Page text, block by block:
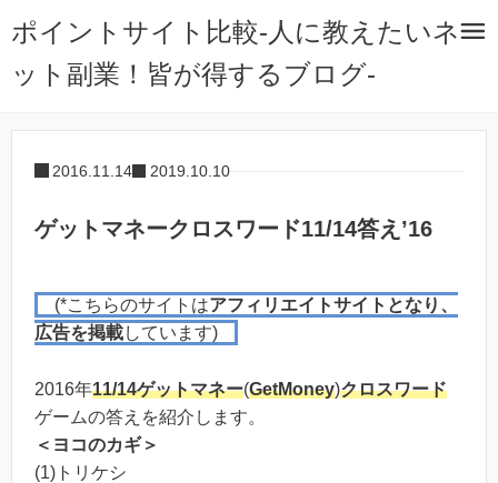
ポイントサイト比較-人に教えたいネ
ット副業！皆が得するブログ-
2016.11.14 2019.10.10
ゲットマネークロスワード11/14答え’16
(*こちらのサイトはアフィリエイトサイトとなり、
広告を掲載しています)
2016年11/14ゲットマネー(GetMoney)クロスワード
ゲームの答えを紹介します。
＜ヨコのカギ＞
(1)トリケシ